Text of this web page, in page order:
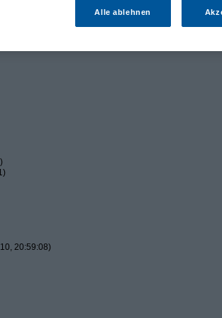
20:59:08)
Alle ablehnen